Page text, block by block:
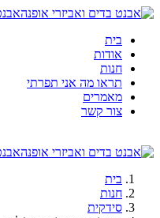
בית
אודות
חנות
תראו מה אני תפרתי
מאמרים
צור קשר
בית
חנות
סידקית